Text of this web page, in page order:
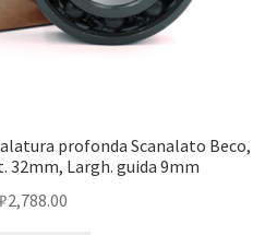
profonda Scanalato Beco,
32mm, Largh. guida 9mm
₽2,788.00